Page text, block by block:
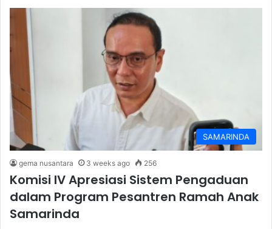
SAMARINDA
gema nusantara 3 weeks ago 256
Komisi IV Apresiasi Sistem Pengaduan
dalam Program Pesantren Ramah Anak
Samarinda